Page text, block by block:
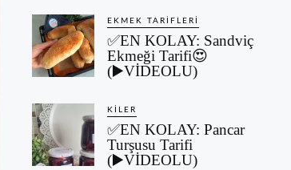
EKMEK TARIFLERI
✅EN KOLAY: Sandviç
Ekmeği Tarifi😍
(▶️VİDEOLU)
KILER
✅EN KOLAY: Pancar
Turşusu Tarifi
(▶️VİDEOLU)